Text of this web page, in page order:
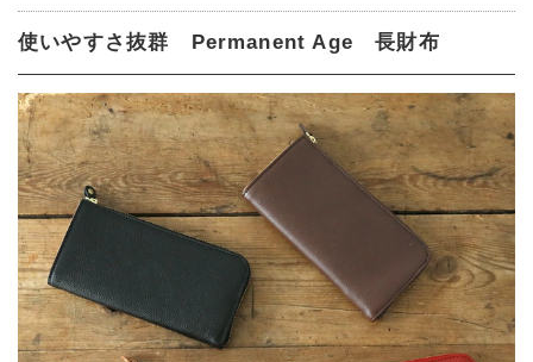
使いやすさ抜群 Permanent Age 長財布